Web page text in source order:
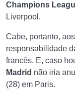
Champions
Liverpool.
Cabe, portanto,
responsabilidade
francês. E, caso
Madrid não iria
(28) em Paris.